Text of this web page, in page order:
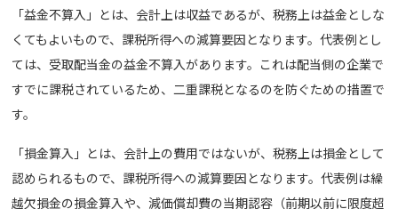
「益金不算入」とは、会計上は収益であるが、税務上は益金としな
くてもよいもので、課税所得への減算要因となります。代表例とし
ては、受取配当金の益金不算入があります。これは配当側の企業で
すでに課税されているため、二重課税となるのを防ぐための措置で
す。
「損金算入」とは、会計上の費用ではないが、税務上は損金として
認められるもので、課税所得への減算要因となります。代表例は繰
越欠損金の損金算入や、減価償却費の当期認容（前期以前に限度超